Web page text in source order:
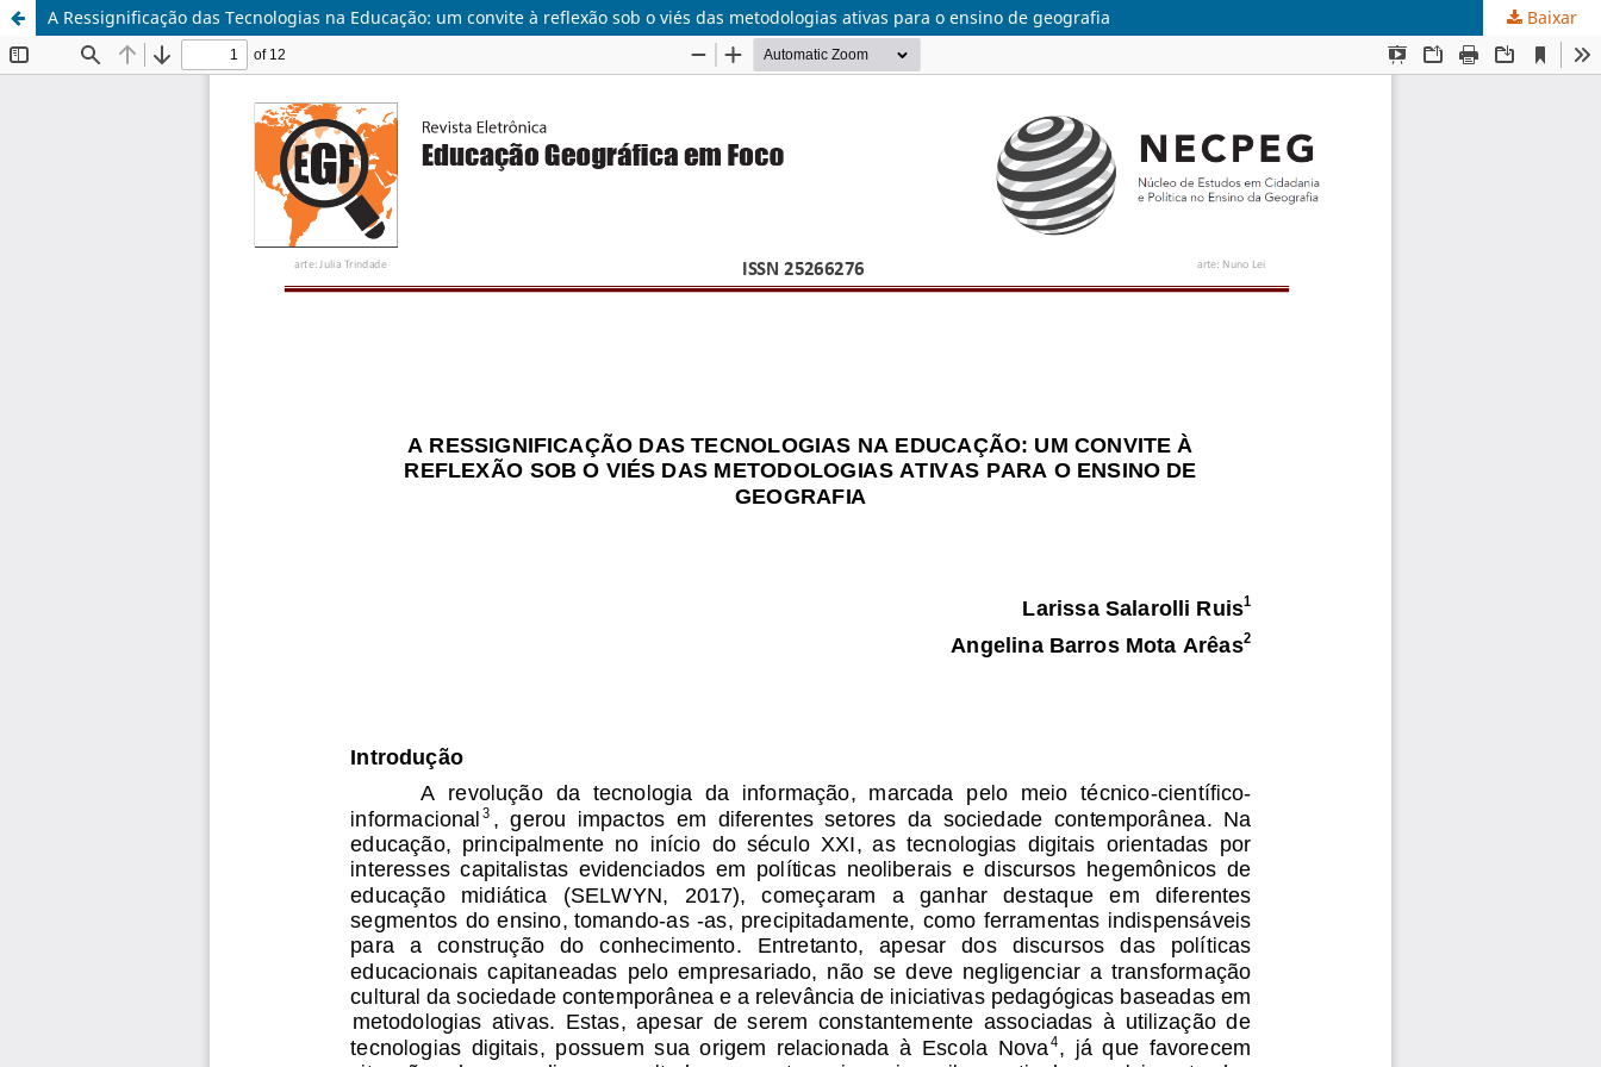
A Ressignificação das Tecnologias na Educação: um convite à reflexão sob o viés das metodologias ativas para o ensino de geografia Baixar